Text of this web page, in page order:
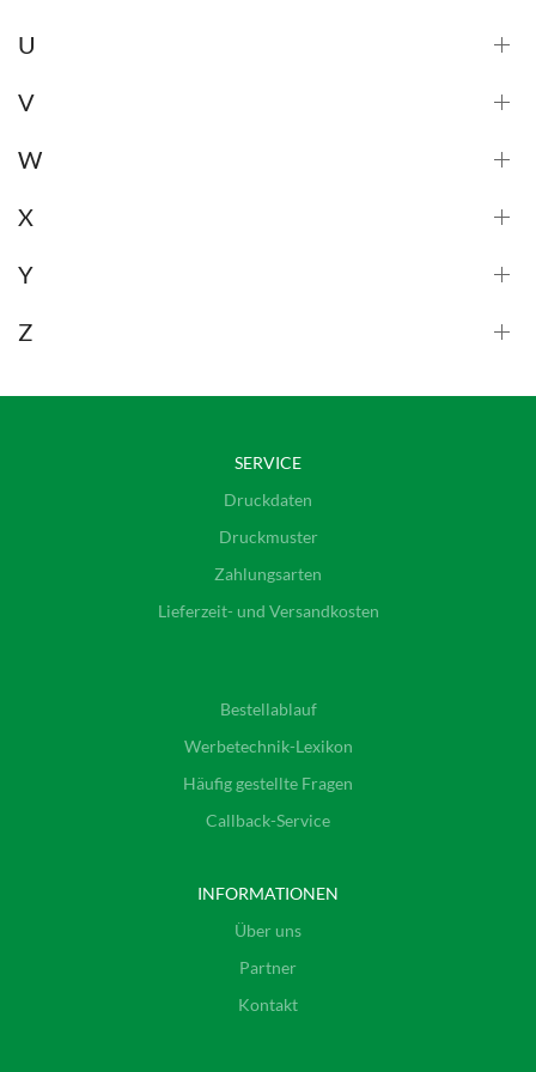
U
V
W
X
Y
Z
SERVICE
Druckdaten
Druckmuster
Zahlungsarten
Lieferzeit- und Versandkosten
Bestellablauf
Werbetechnik-Lexikon
Häufig gestellte Fragen
Callback-Service
INFORMATIONEN
Über uns
Partner
Kontakt